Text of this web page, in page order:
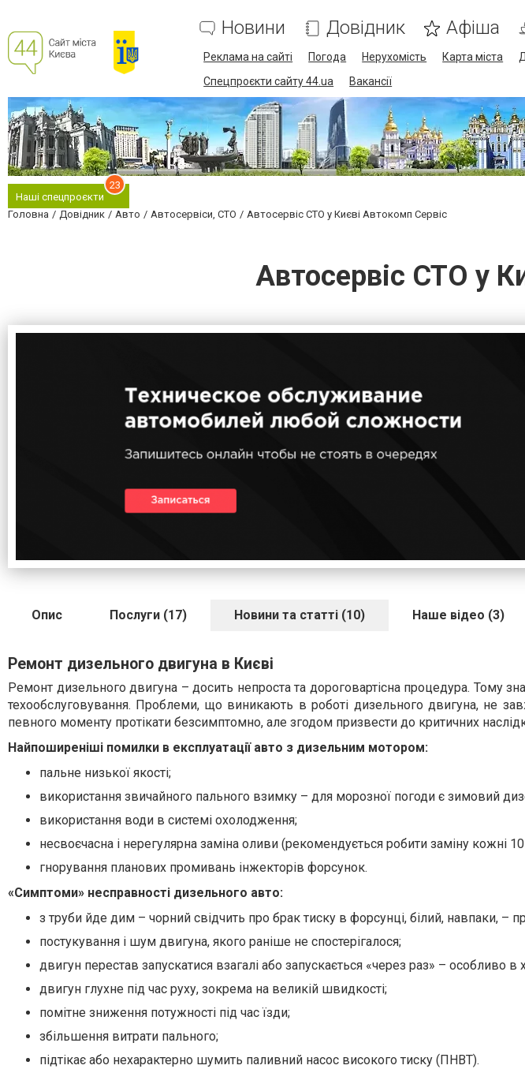
Новини Довідник Афіша
Реклама на сайті Погода Нерухомість Карта міста
Спецпроєкти сайту 44.ua
Вакансії
Наші спецпроєкти
23
Головна Довідник Авто Автосервіси, СТО Автосервіс СТО у Києві Автокомп Сервіс
Автосервіс СТО у
Опис Послуги (17) Новини та статті (10) Наше відео (3)
Ремонт дизельного двигуна в Києві
Ремонт дизельного двигуна – досить непроста та дороговартісна процедура. Тому
техообслуговування. Проблеми, що виникають в роботі дизельного двигуна, не
певного моменту протікати безсимптомно, але згодом призвести до критичних
Найпоширеніші помилки в експлуатації авто з дизельним мотором:
пальне низької якості;
використання звичайного пального взимку – для морозної погоди є зимовий
використання води в системі охолодження;
несвоєчасна і нерегулярна заміна оливи (рекомендується робити заміну кожні
гнорування планових промивань інжекторів форсунок.
«Симптоми» несправності дизельного авто:
з труби йде дим – чорний свідчить про брак тиску в форсунці, білий, навпаки, –
постукування і шум двигуна, якого раніше не спостерігалося;
двигун перестав запускатися взагалі або запускається «через раз» – особливо в
двигун глухне під час руху, зокрема на великій швидкості;
помітне зниження потужності під час їзди;
збільшення витрати пального;
підтікає або нехарактерно шумить паливний насос високого тиску (ПНВТ).